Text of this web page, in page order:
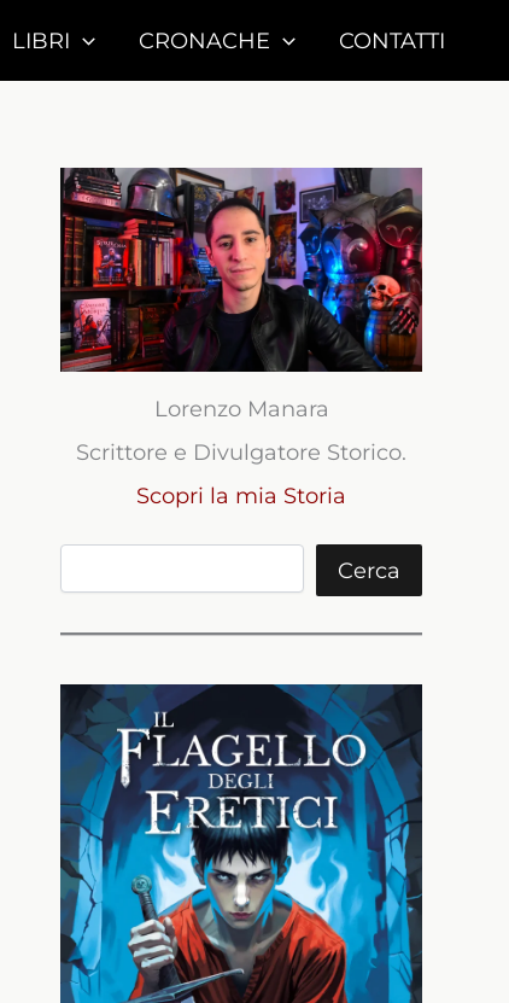
LIBRI CRONACHE CONTATTI
Lorenzo Manara
Scrittore e Divulgatore Storico.
Scopri la mia Storia
Cerca
Cerca